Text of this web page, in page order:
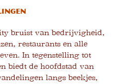
bruist van bedrijvigheid,
restaurants en alle
In tegenstelling tot
biedt de hoofdstad van
langs beekjes,